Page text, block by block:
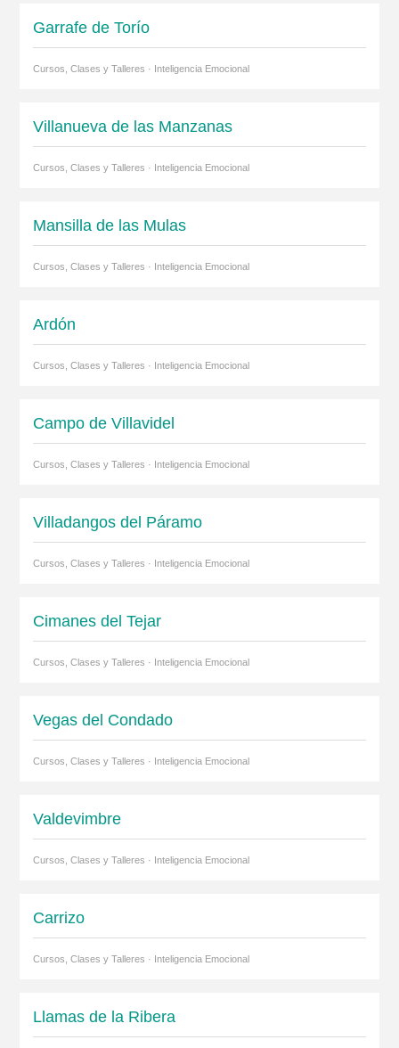
Garrafe de Torío
Cursos, Clases y Talleres · Inteligencia Emocional
Villanueva de las Manzanas
Cursos, Clases y Talleres · Inteligencia Emocional
Mansilla de las Mulas
Cursos, Clases y Talleres · Inteligencia Emocional
Ardón
Cursos, Clases y Talleres · Inteligencia Emocional
Campo de Villavidel
Cursos, Clases y Talleres · Inteligencia Emocional
Villadangos del Páramo
Cursos, Clases y Talleres · Inteligencia Emocional
Cimanes del Tejar
Cursos, Clases y Talleres · Inteligencia Emocional
Vegas del Condado
Cursos, Clases y Talleres · Inteligencia Emocional
Valdevimbre
Cursos, Clases y Talleres · Inteligencia Emocional
Carrizo
Cursos, Clases y Talleres · Inteligencia Emocional
Llamas de la Ribera